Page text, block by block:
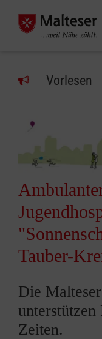
Vorlesen
Tauber-
Die
Zeiten.